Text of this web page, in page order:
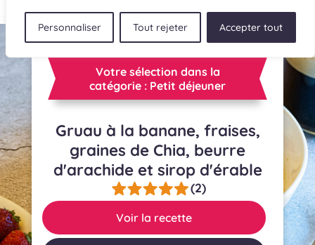
Personnaliser Tout rejeter Accepter tout
RECETTES
INGRÉDIENTS
LECTURES CULINAIRES
SOUMETTRE UNE RECETTE
BOUTIQUE
Votre sélection dans la
catégorie : Petit déjeuner
Gruau à la banane, fraises,
graines de Chia, beurre
d'arachide et sirop d'érable
(2)
Voir la recette